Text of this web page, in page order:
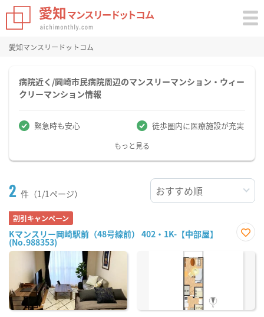
愛知マンスリードットコム
病院近く/岡崎市民病院周辺のマンスリーマンション・ウィー
クリーマンション情報
緊急時も安心 徒歩圏内に医療施設が充実
もっと見る
2 件（1/1ページ）
割引キャンペーン
Kマンスリー岡崎駅前（48号線前） 402・1K-【中部屋】
(No.988353)
に入